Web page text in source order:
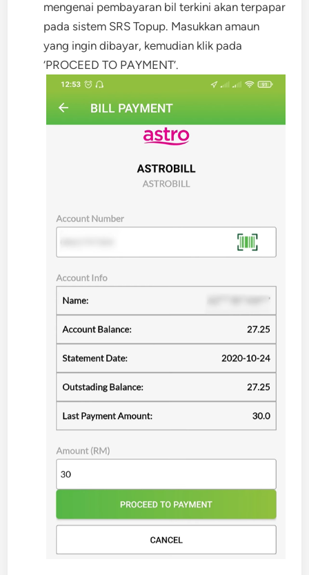
mengenai pembayaran bil terkini akan terpapar
pada sistem SRS Topup. Masukkan amaun
yang ingin dibayar, kemudian klik pada
‘PROCEED TO PAYMENT’.